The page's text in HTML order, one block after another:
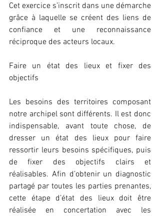
Cet exercice s’inscrit dans une démarche
grâce à laquelle se créent des liens de
confiance et une reconnaissance
réciproque des acteurs locaux.
Faire un état des lieux et fixer des
objectifs
Les besoins des territoires composant
notre archipel sont différents. Il est donc
indispensable, avant toute chose, de
dresser un état des lieux pour faire
ressortir leurs besoins spécifiques, puis
de fixer des objectifs clairs et
réalisables. Afin d’obtenir un diagnostic
partagé par toutes les parties prenantes,
cette étape d’état des lieux doit être
réalisée en concertation avec les